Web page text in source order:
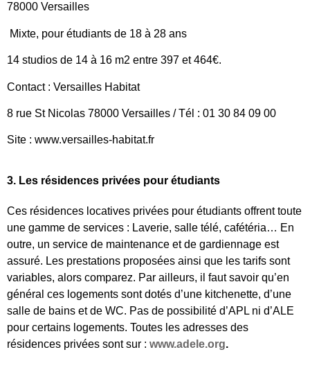
78000 Versailles
Mixte, pour étudiants de 18 à 28 ans
14 studios de 14 à 16 m2 entre 397 et 464€.
Contact : Versailles Habitat
8 rue St Nicolas 78000 Versailles / Tél : 01 30 84 09 00
Site : www.versailles-habitat.fr
3. Les résidences privées pour étudiants
Ces résidences locatives privées pour étudiants offrent toute
une gamme de services : Laverie, salle télé, cafétéria… En
outre, un service de maintenance et de gardiennage est
assuré. Les prestations proposées ainsi que les tarifs sont
variables, alors comparez. Par ailleurs, il faut savoir qu’en
général ces logements sont dotés d’une kitchenette, d’une
salle de bains et de WC. Pas de possibilité d’APL ni d’ALE
pour certains logements. Toutes les adresses des
résidences privées sont sur : www.adele.org.